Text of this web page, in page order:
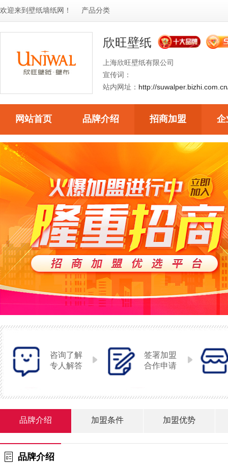
欢迎来到 壁纸墙纸网 ！ 产品分类
欣旺壁纸
上海欣旺壁纸有限公司
宣传词：
站内网址： http://
网站首页 品牌介绍 招商加盟 企
咨询了解
专人解答
签署加盟
合作申请
品牌介绍 加盟条件 加盟优势
品牌介绍